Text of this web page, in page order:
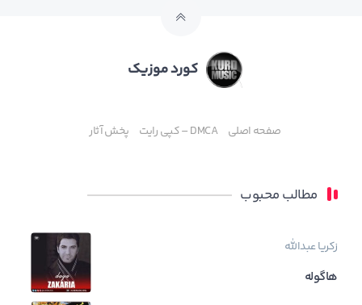
کورد موزیک
صفحه اصلی DMCA – کپی رایت پخش آثار
مطالب محبوب
زکریا عبدالله
هاگوله